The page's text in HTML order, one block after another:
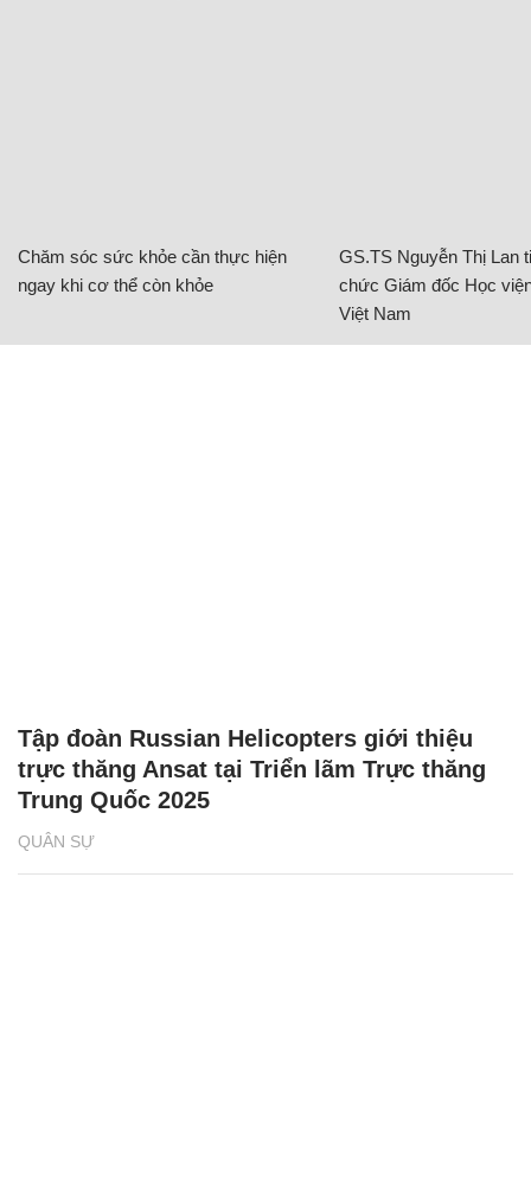
Chăm sóc sức khỏe cần thực hiện
ngay khi cơ thể còn khỏe
GS.TS Nguyễn Thị Lan
chức Giám đốc Học
Việt Nam
QUÂN SỰ
Tập đoàn Russian Helicopters giới thiệu
trực thăng Ansat tại Triển lãm Trực thăng
Trung Quốc 2025